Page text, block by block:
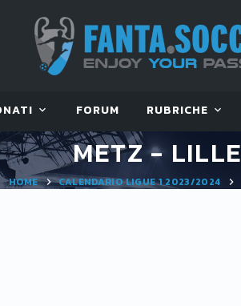
FORUM RUBRICHE
METZ - LILLE
HOME CALENDARIO LIGUE 1 2023/2024